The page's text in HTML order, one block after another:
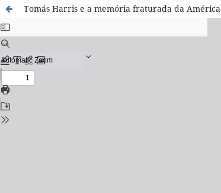
Tomás Harris e a memória fraturada da América